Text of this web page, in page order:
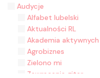
Audycje
Alfabet lubelski
Aktualności RL
Akademia aktywnych
Agrobiznes
Zielono mi
Zawracanie gitar